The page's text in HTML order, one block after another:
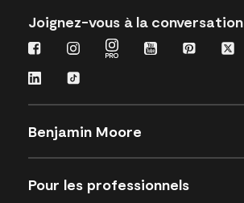
Joignez-vous à la conversation
Benjamin Moore
Pour les professionnels